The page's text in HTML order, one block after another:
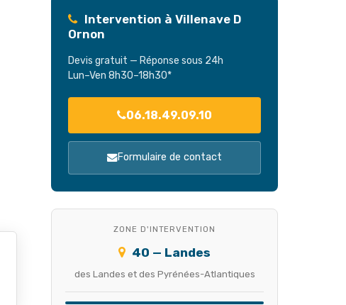
Intervention à Villenave D
Ornon
Devis gratuit — Réponse sous 24h
Lun–Ven 8h30–18h30*
06.18.49.09.10
Formulaire de contact
ZONE D'INTERVENTION
40 — Landes
des Landes et des Pyrénées-Atlantiques